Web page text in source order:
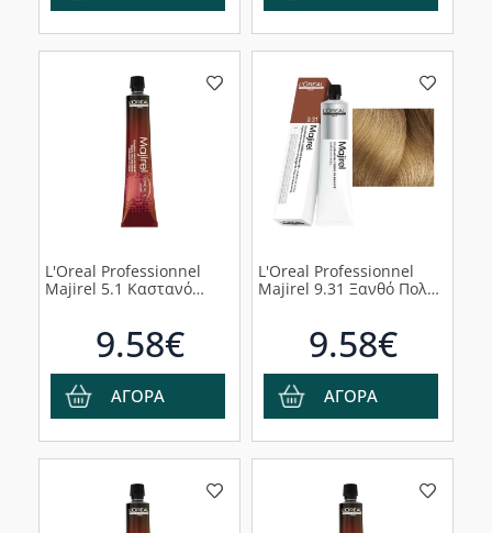
L'Oreal Professionnel
Majirel 5.1 Καστανό
9.58€
ΑΓΟΡΑ
L'Oreal Professionnel
Majirel 9.31 Ξανθό Πολυ
9.58€
ΑΓΟΡΑ